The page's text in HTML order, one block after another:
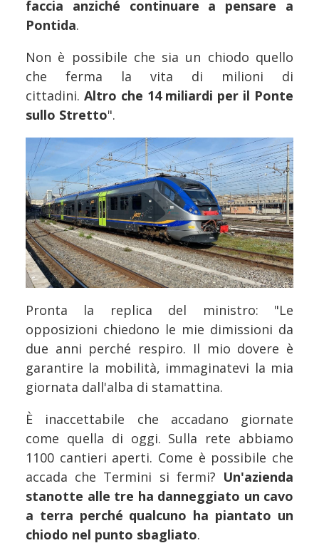
faccia anziché continuare a pensare a
Pontida.
Non è possibile che sia un chiodo quello
che ferma la vita di milioni di
cittadini. Altro che 14 miliardi per il Ponte
sullo Stretto".
Pronta la replica del ministro: "Le
opposizioni chiedono le mie dimissioni da
due anni perché respiro. Il mio dovere è
garantire la mobilità, immaginatevi la mia
giornata dall'alba di stamattina.
È inaccettabile che accadano giornate
come quella di oggi. Sulla rete abbiamo
1100 cantieri aperti. Come è possibile che
accada che Termini si fermi? Un'azienda
stanotte alle tre ha danneggiato un cavo
a terra perché qualcuno ha piantato un
chiodo nel punto sbagliato.